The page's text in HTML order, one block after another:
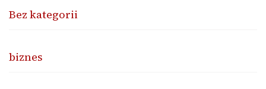
Bez kategorii
biznes